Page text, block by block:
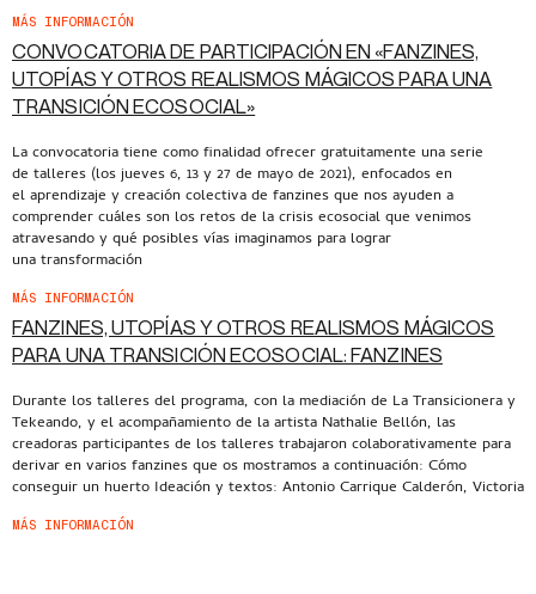
MÁS INFORMACIÓN
CONVOCATORIA DE PARTICIPACIÓN EN «FANZINES,
UTOPÍAS Y OTROS REALISMOS MÁGICOS PARA UNA
TRANSICIÓN ECOSOCIAL»​
La convocatoria tiene como finalidad ofrecer gratuitamente una serie
de talleres (los jueves 6, 13 y 27 de mayo de 2021), enfocados en
el aprendizaje y creación colectiva de fanzines que nos ayuden a
comprender cuáles son los retos de la crisis ecosocial que venimos
atravesando y qué posibles vías imaginamos para lograr
una transformación
MÁS INFORMACIÓN
FANZINES, UTOPÍAS Y OTROS REALISMOS MÁGICOS
PARA UNA TRANSICIÓN ECOSOCIAL: FANZINES
Durante los talleres del programa, con la mediación de La Transicionera y
Tekeando, y el acompañamiento de la artista Nathalie Bellón, las
creadoras participantes de los talleres trabajaron colaborativamente para
derivar en varios fanzines que os mostramos a continuación: Cómo
conseguir un huerto Ideación y textos: Antonio Carrique Calderón, Victoria
MÁS INFORMACIÓN